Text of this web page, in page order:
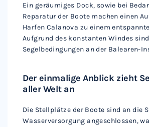
Ein geräumiges Dock, sowie bei
Reparatur der Boote machen einen
Harfen Calanova zu einem
Aufgrund des konstanten Windes
Segelbedingungen an der Balearen-
Der einmalige Anblick zieht
aller Welt an
Die Stellplätze der Boote sind an die
Wasserversorgung angeschlossen,